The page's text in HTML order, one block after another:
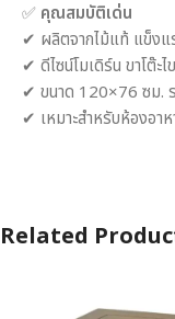
✅ คุณสมบัติเด่น
✔ ผลิตจากไม้แท้ แข็งแ
✔ ดีไซน์โมเดิร์น ขาโต๊ะ
✔ ขนาด 120×76 ซม. ร
✔ เหมาะสำหรับห้องอา
Related